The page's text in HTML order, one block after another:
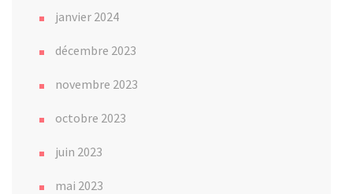
janvier 2024
décembre 2023
novembre 2023
octobre 2023
juin 2023
mai 2023